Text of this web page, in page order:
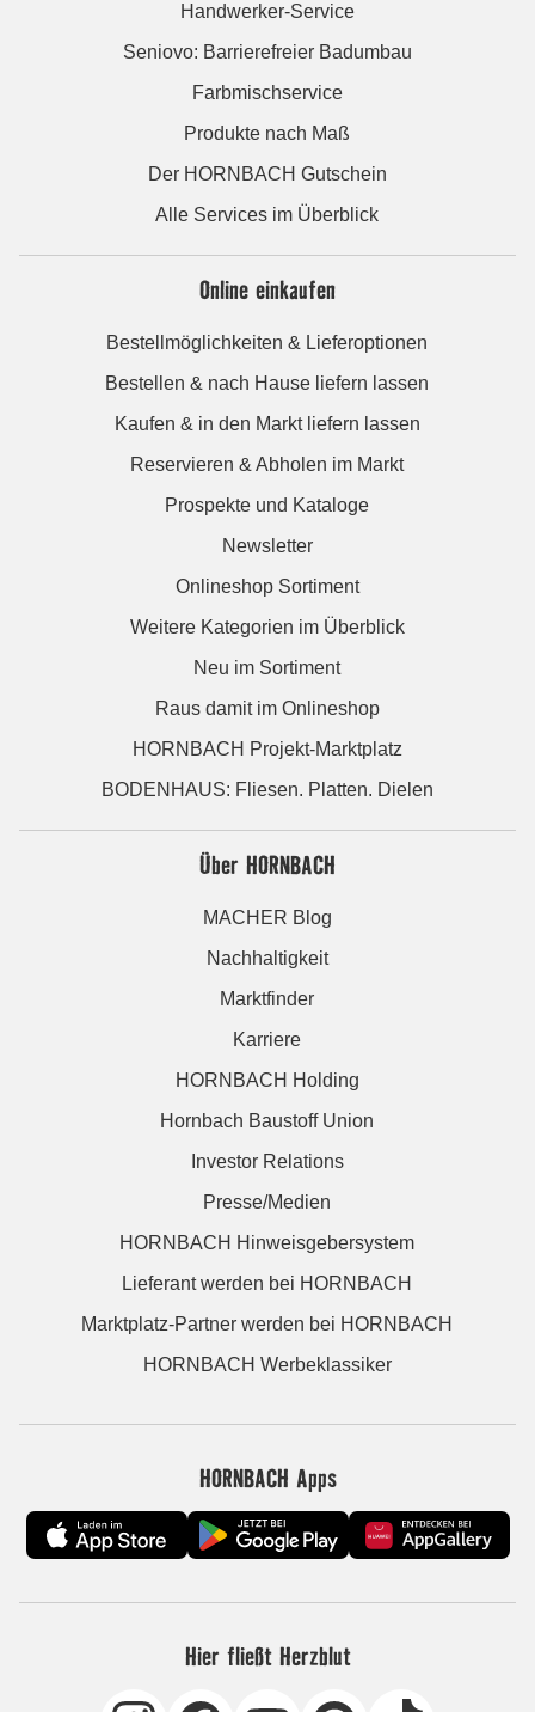
Handwerker-Service
Seniovo: Barrierefreier Badumbau
Farbmischservice
Produkte nach Maß
Der HORNBACH Gutschein
Alle Services im Überblick
Online einkaufen
Bestellmöglichkeiten & Lieferoptionen
Bestellen & nach Hause liefern lassen
Kaufen & in den Markt liefern lassen
Reservieren & Abholen im Markt
Prospekte und Kataloge
Newsletter
Onlineshop Sortiment
Weitere Kategorien im Überblick
Neu im Sortiment
Raus damit im Onlineshop
HORNBACH Projekt-Marktplatz
BODENHAUS: Fliesen. Platten. Dielen
Über HORNBACH
MACHER Blog
Nachhaltigkeit
Marktfinder
Karriere
HORNBACH Holding
Hornbach Baustoff Union
Investor Relations
Presse/Medien
HORNBACH Hinweisgebersystem
Lieferant werden bei HORNBACH
Marktplatz-Partner werden bei HORNBACH
HORNBACH Werbeklassiker
HORNBACH Apps
Hier fließt Herzblut